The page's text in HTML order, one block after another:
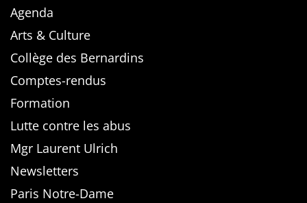
Agenda
Arts & Culture
Collège des Bernardins
Comptes-rendus
Formation
Lutte contre les abus
Mgr Laurent Ulrich
Newsletters
Paris Notre-Dame